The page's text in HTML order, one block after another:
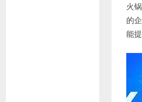
火
的
能